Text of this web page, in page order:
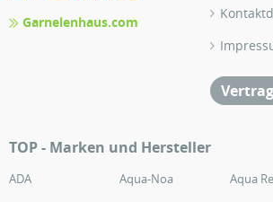
Garnelenhaus.com
TOP - Marken und Hersteller
ADA Aqua-Noa
Aqua